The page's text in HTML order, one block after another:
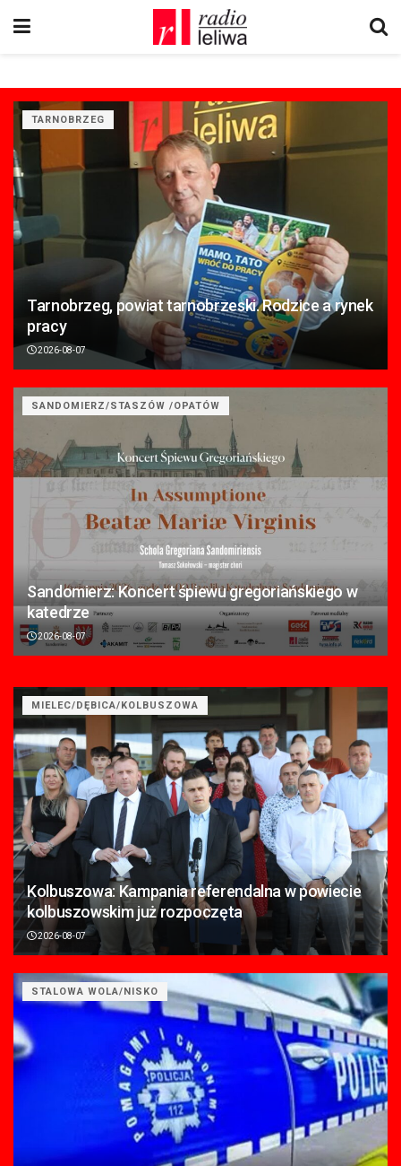
TARNOBRZEG
Tarnobrzeg, powiat tarnobrzeski. Rodzice a rynek
pracy
2026-08-07
SANDOMIERZ/STASZÓW /OPATÓW
Sandomierz: Koncert śpiewu gregoriańskiego w
katedrze
2026-08-07
MIELEC/DĘBICA/KOLBUSZOWA
Kolbuszowa: Kampania referendalna w powiecie
kolbuszowskim już rozpoczęta
2026-08-07
STALOWA WOLA/NISKO